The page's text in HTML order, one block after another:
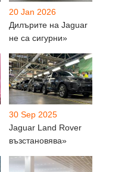
20 Jan 2026
Дилърите на Jaguar
не са сигурни»
30 Sep 2025
Jaguar Land Rover
възстановява»